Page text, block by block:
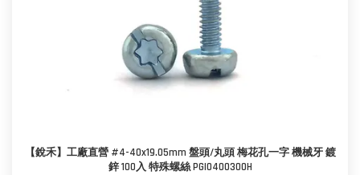
【銳禾】工廠直營 #4-40x19.05mm 盤頭/丸頭 梅花孔一字 機械牙 鍍
鋅 100入 特殊螺絲 PGI0400300H